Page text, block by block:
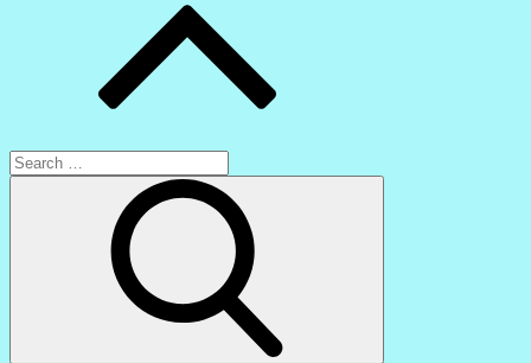
Search
for: